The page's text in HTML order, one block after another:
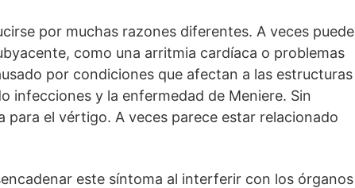
por muchas razones diferentes. A veces puede
como una arritmia cardíaca o problemas
por condiciones que afectan a las estructuras
infecciones y la enfermedad de Meniere. Sin
para el vértigo. A veces parece estar relacionado
este síntoma al interferir con los órganos